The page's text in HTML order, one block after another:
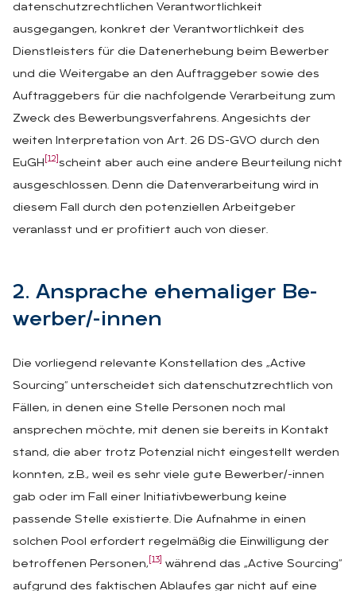
datenschutzrechtlichen Verantwortlichkeit
ausgegangen, konkret der Verantwortlichkeit des
Dienstleisters für die Datenerhebung beim Bewerber
und die Weitergabe an den Auftraggeber sowie des
Auftraggebers für die nachfolgende Verarbeitung zum
Zweck des Bewerbungsverfahrens. Angesichts der
weiten Interpretation von Art. 26 DS-GVO durch den
EuGH [12] scheint aber auch eine andere Beurteilung nicht
ausgeschlossen. Denn die Datenverarbeitung wird in
diesem Fall durch den potenziellen Arbeitgeber
veranlasst und er profitiert auch von dieser.
2. An­spra­che ehe­ma­li­ger Be­
wer­ber/-in­nen
Die vorliegend relevante Konstellation des „Active
Sourcing“ unterscheidet sich datenschutzrechtlich von
Fällen, in denen eine Stelle Personen noch mal
ansprechen möchte, mit denen sie bereits in Kontakt
stand, die aber trotz Potenzial nicht eingestellt werden
konnten, z.B., weil es sehr viele gute Bewerber/-innen
gab oder im Fall einer Initiativbewerbung keine
passende Stelle existierte. Die Aufnahme in einen
solchen Pool erfordert regelmäßig die Einwilligung der
betroffenen Personen, [13]
während das „Active Sourcing“
aufgrund des faktischen Ablaufes gar nicht auf eine